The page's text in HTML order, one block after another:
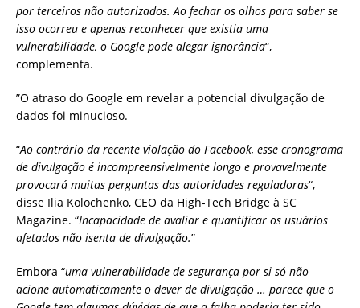
por terceiros não autorizados. Ao fechar os olhos para saber se
isso ocorreu e apenas reconhecer que existia uma
vulnerabilidade, o Google pode alegar ignorância“,
complementa.
”O atraso do Google em revelar a potencial divulgação de
dados foi minucioso.
“Ao contrário da recente violação do Facebook, esse cronograma
de divulgação é incompreensivelmente longo e provavelmente
provocará muitas perguntas das autoridades reguladoras“,
disse Ilia Kolochenko, CEO da High-Tech Bridge à SC
Magazine. “Incapacidade de avaliar e quantificar os usuários
afetados não isenta de divulgação.”
Embora “uma vulnerabilidade de segurança por si só não
acione automaticamente o dever de divulgação … parece que o